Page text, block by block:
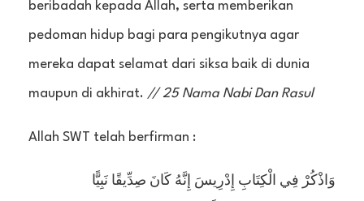
beribadah kepada Allah, serta memberikan
pedoman hidup bagi para pengikutnya agar
mereka dapat selamat dari siksa baik di dunia
maupun di akhirat. // 25 Nama Nabi Dan Rasul
Allah SWT telah berfirman :
وَاذْكُرْ فِي الْكِتَابِ إِدْرِيسَ إِنَّهُ كَانَ صِدِّيقًا نَبِيًّا